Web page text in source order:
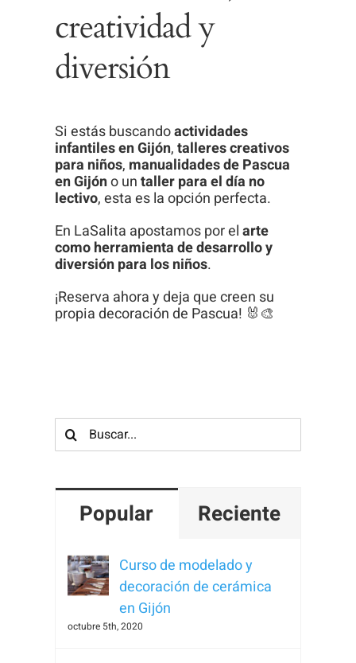
creatividad y
diversión
Si estás buscandoactividades
infantiles en Gijón,talleres creativos
para niños, manualidades de Pascua
en Gijóno untaller para el día no
lectivo, esta es la opción perfecta.
En LaSalita apostamos por elarte
como herramienta de desarrollo y
diversión para los niños.
¡Reserva ahora y deja que creen su
propia decoración de Pascua! 🐰🎨
Buscar:
Popular Reciente
Curso de modelado y
decoración de cerámica
en Gijón
octubre 5th, 2020